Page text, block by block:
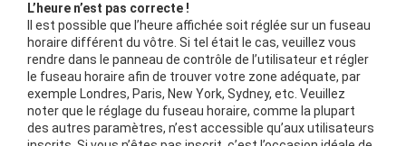
L’heure n’est pas correcte !
Il est possible que l’heure affichée soit réglée sur un fuseau
horaire différent du vôtre. Si tel était le cas, veuillez vous
rendre dans le panneau de contrôle de l’utilisateur et régler
le fuseau horaire afin de trouver votre zone adéquate, par
exemple Londres, Paris, New York, Sydney, etc. Veuillez
noter que le réglage du fuseau horaire, comme la plupart
des autres paramètres, n’est accessible qu’aux utilisateurs